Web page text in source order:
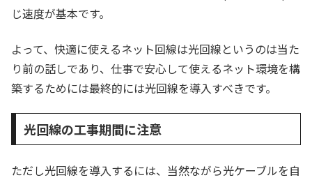
じ速度が基本です。
よって、快適に使えるネット回線は光回線というのは当た
り前の話しであり、仕事で安心して使えるネット環境を構
築するためには最終的には光回線を導入すべきです。
光回線の工事期間に注意
ただし光回線を導入するには、当然ながら光ケーブルを自